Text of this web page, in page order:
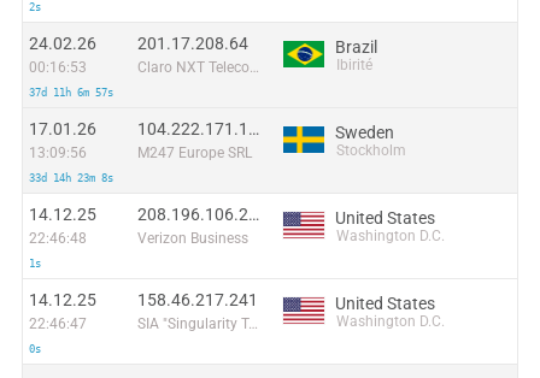
2s
24.02.26
00:16:53
37d 11h 6m 57s
201.17.208.64
Claro NXT Telecomunicacoes Ltda
Brazil
Ibirité
17.01.26
13:09:56
33d 14h 23m 8s
104.222.171.156
M247 Europe SRL
Sweden
Stockholm
14.12.25
22:46:48
1s
208.196.106.226
Verizon Business
United States
Washington D.C.
14.12.25
22:46:47
0s
158.46.217.241
SIA "Singularity Telecom"
United States
Washington D.C.